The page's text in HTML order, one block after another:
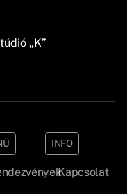
„K”
INFO
Kapcsolat